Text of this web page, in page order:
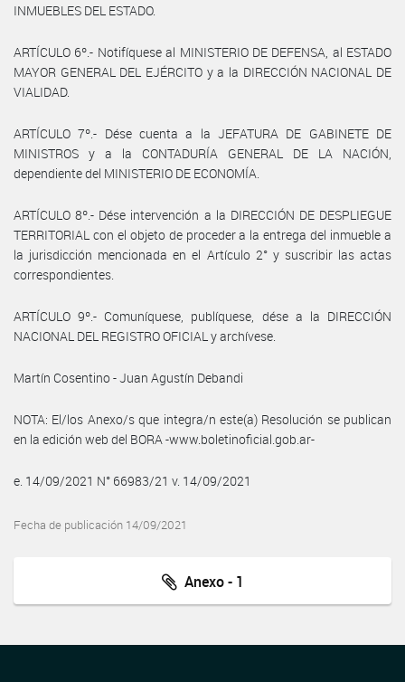
INMUEBLES DEL ESTADO.
ARTÍCULO 6º.- Notifíquese al MINISTERIO DE DEFENSA, al ESTADO
MAYOR GENERAL DEL EJÉRCITO y a la DIRECCIÓN NACIONAL DE
VIALIDAD.
ARTÍCULO 7º.- Dése cuenta a la JEFATURA DE GABINETE DE
MINISTROS y a la CONTADURÍA GENERAL DE LA NACIÓN,
dependiente del MINISTERIO DE ECONOMÍA.
ARTÍCULO 8º.- Dése intervención a la DIRECCIÓN DE DESPLIEGUE
TERRITORIAL con el objeto de proceder a la entrega del inmueble a
la jurisdicción mencionada en el Artículo 2° y suscribir las actas
correspondientes.
ARTÍCULO 9º.- Comuníquese, publíquese, dése a la DIRECCIÓN
NACIONAL DEL REGISTRO OFICIAL y archívese.
Martín Cosentino - Juan Agustín Debandi
NOTA: El/los Anexo/s que integra/n este(a) Resolución se publican
en la edición web del BORA -www.boletinoficial.gob.ar-
e. 14/09/2021 N° 66983/21 v. 14/09/2021
Fecha de publicación 14/09/2021
Anexo - 1